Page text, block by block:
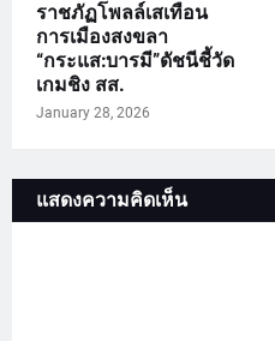
ราชภัฏโพลล์เสเทือน
การเมืองสงขลา
“กระแส:บารมี”ดัชนีชี้วัด
เกมชิง สส.
January 28, 2026
แสดงความคิดเห็น